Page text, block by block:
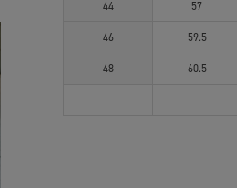
44 57
46 59.5
48 60.5